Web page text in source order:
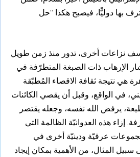
بها دوليًّا، فيصبح هكذا “حل
نزاعات أخرى، تدور منذ زمن طويل
الإرهاب ذات الصبغة المتطرّفة في
هي نتيجة ثقافة الاقصاء المُطبّقة
في الواقع، وقبل أن يقصي الكائنات
يرفض الله نفسه، وجعله يقتصر
إزاء هذه العدوانيّة الظالمة التي
عرقيّة ودينيّة أخرى في
سبيل المثال، من الأهمية بمكان إيجاد